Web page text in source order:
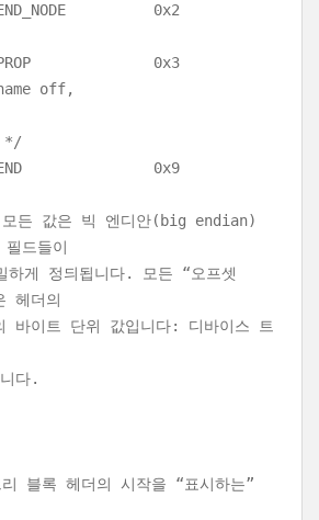
0x2
0x3
off,
*/
0x9
든 값은 빅 엔디안(big endian)
드들이
게 정듸됩니다. 모든 “오프셋
헤더의
바이트 단위 값입니다: 디바이스 트
다.
록 헤더의 시작을 “표시하는”